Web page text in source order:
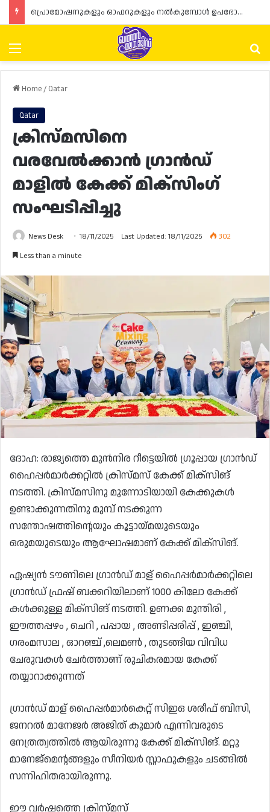
പ്രൊമോഷനുകളും ഓഫറുകളും നൽകുമ്പോൾ ഉപഭോക്താക്കളുടെ അവകാശങ്ങൾ ഉറപ്പാക്കണമെന്ന് ഖത്തർ വാണിജ്യ വ്യവസായ മന്ത്രാലയത്തിന്റെ (MoCI) നിർദ്ദേശം
Menu
Home/ Qatar
Qatar
ക്രിസ്മസിനെ
വരവേൽക്കാൻ ഗ്രാൻഡ്
മാളിൽ കേക്ക് മിക്സിംഗ്
സംഘടിപ്പിച്ചു
News Desk 18/11/2025 Last Updated: 18/11/2025
302
Less than a minute
ദോഹ: രാജ്യത്തെ മുൻനിര റീട്ടെയിൽ ഗ്രൂപ്പായ ഗ്രാൻഡ്
ഹൈപ്പർമാർക്കറ്റിൽ ക്രിസ്മസ് കേക്ക് മിക്സിങ്
നടത്തി. ക്രിസ്മസിനു മുന്നോടിയായി കേക്കുകൾ
ഉണ്ടാക്കുന്നതിനു മുമ്പ് നടക്കുന്ന
സന്തോഷത്തിന്റെയും കൂട്ടായ്മയുടെയും
ഒരുമയുടെയും ആഘോഷമാണ് കേക്ക് മിക്സിങ്.
ഏഷ്യൻ ടൗണിലെ ഗ്രാൻഡ് മാള് ഹൈപ്പർമാർക്കറ്റിലെ
ഗ്രാൻഡ് ഫ്രഷ് ബക്കറിയിലാണ് 1000 കിലോ കേക്ക്
കൾക്കുള്ള മിക്സിങ് നടത്തി. ഉണക്ക മുന്തിരി ,
ഈത്തപ്പഴം , ചെറി , പപ്പായ , അണ്ടിപ്പരിപ്പ് , ഇഞ്ചി,
ഗരംമസാല , ഓറഞ്ച് ,ലെമൺ , തുടങ്ങിയ വിവിധ
ചേരുവകൾ ചേർത്താണ് രുചികരമായ കേക്ക്
തയ്യാറാക്കുന്നത്
ഗ്രാൻഡ് മാള് ഹൈപ്പർമാർകെറ്റ് സിഇഒ ശരീഫ് ബിസി,
ജനറൽ മാനേജർ അജിത് കുമാർ എന്നിവരുടെ
നേത്രത്വത്തിൽ ആയിരുന്നു കേക്ക് മിക്സിങ്. മറ്റു
മാനേജ്മെന്റങ്ങളും സീനിയർ സ്റ്റാഫുകളും ചടങ്ങിൽ
സന്നിഹിതരായിരുന്നു.
ഈ വർഷത്തെ ക്രിസ്മസ്